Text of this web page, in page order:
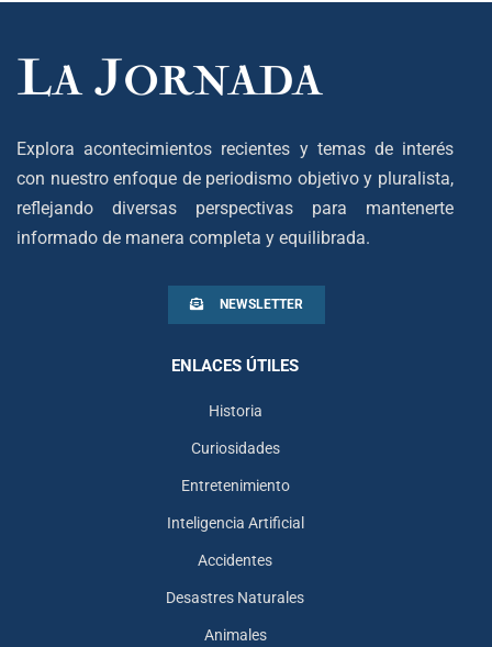
Explora acontecimientos recientes y temas de interés
con nuestro enfoque de periodismo objetivo y pluralista,
reflejando diversas perspectivas para mantenerte
informado de manera completa y equilibrada.
NEWSLETTER
ENLACES ÚTILES
Historia
Curiosidades
Entretenimiento
Inteligencia Artificial
Accidentes
Desastres Naturales
Animales